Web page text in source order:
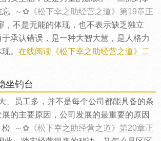
忘
～✿《松下幸之助经营之道》第19章正
，不是无能的体现，也不表示缺乏独立
承认错误，是一种大智大慧，是人格力
。 在线阅读《松下幸之助经营之道》二
坐钓台
、员工多，并不是每个公司都能具备的条
的主要原因，公司发展的最重要的原因
松
～✿《松下幸之助经营之道》第20章正